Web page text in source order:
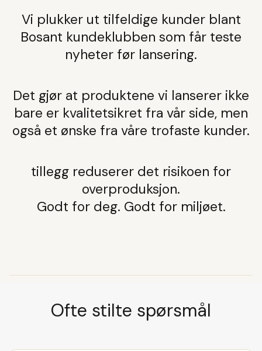
Vi plukker ut tilfeldige kunder blant
Bosant kundeklubben som får teste
nyheter før lansering.
Det gjør at produktene vi lanserer ikke
bare er kvalitetsikret fra vår side, men
også et ønske fra våre trofaste kunder.
tillegg reduserer det risikoen for
overproduksjon.
Godt for deg. Godt for miljøet.
Ofte stilte spørsmål